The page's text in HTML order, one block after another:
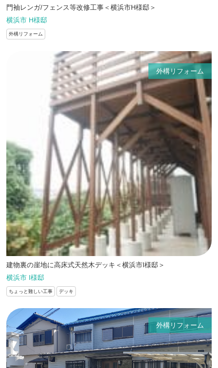
門袖レンガ/フェンス等改修工事＜横浜市H様邸＞
横浜市 H様邸
外構リフォーム
外構リフォーム
建物裏の崖地に高床式天然木デッキ＜横浜市I様邸＞
横浜市 I様邸
ちょっと難しい工事 デッキ
外構リフォーム